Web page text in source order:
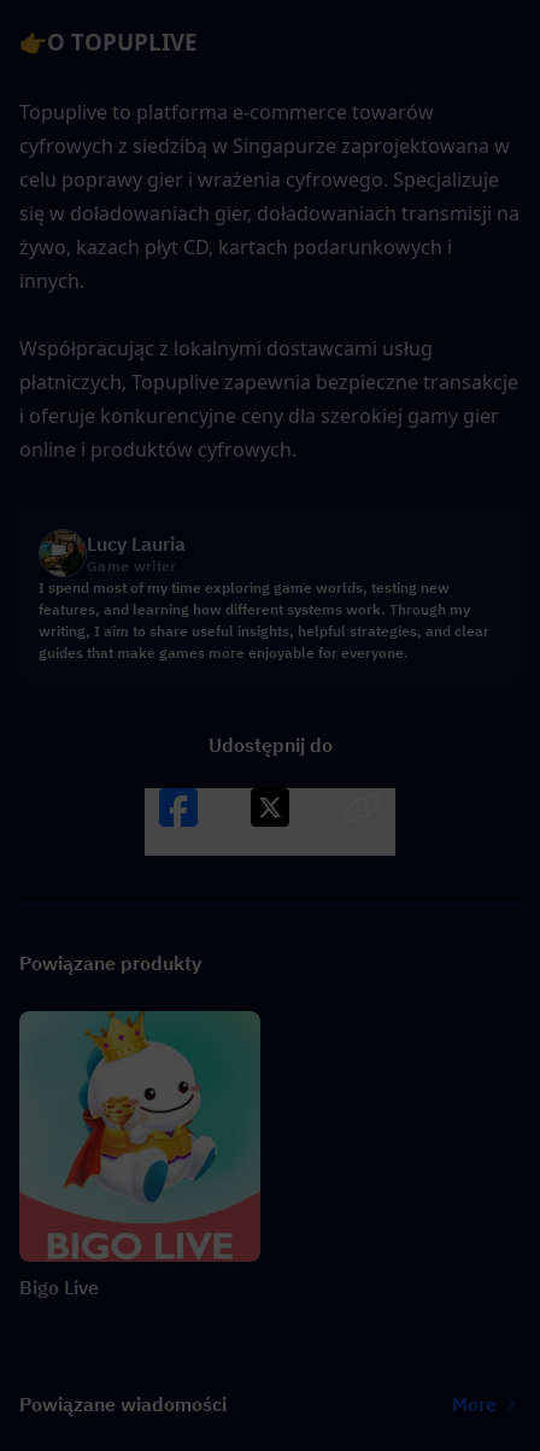
👉O TOPUPLIVE
Topuplive to platforma e-commerce towarów
cyfrowych z siedzibą w Singapurze zaprojektowana w
celu poprawy gier i wrażenia cyfrowego. Specjalizuje
się w doładowaniach gier, doładowaniach transmisji na
żywo, kazach płyt CD, kartach podarunkowych i
innych.
Współpracując z lokalnymi dostawcami usług
płatniczych, Topuplive zapewnia bezpieczne transakcje
i oferuje konkurencyjne ceny dla szerokiej gamy gier
online i produktów cyfrowych.
Lucy Lauria
Game writer
I spend most of my time exploring game worlds, testing new
features, and learning how different systems work. Through my
writing, I aim to share useful insights, helpful strategies, and clear
guides that make games more enjoyable for everyone.
Udostępnij do
Powiązane produkty
Bigo Live
Powiązane wiadomości More